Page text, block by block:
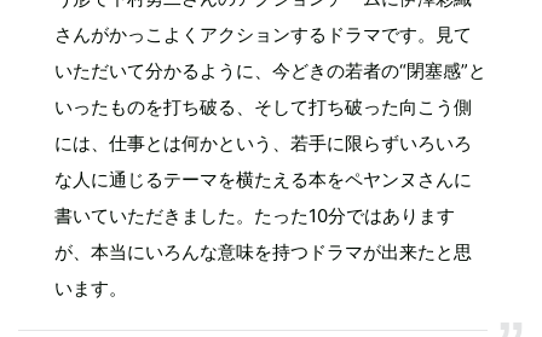
さんがかっこよくアクションするドラマです。見て
いただいて分かるように、今どきの若者の“閉塞感”と
いったものを打ち破る、そして打ち破った向こう側
には、仕事とは何かという、若手に限らずいろいろ
な人に通じるテーマを横たえる本をペヤンヌさんに
書いていただきました。たった10分ではあります
が、本当にいろんな意味を持つドラマが出来たと思
います。